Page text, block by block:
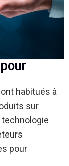
habitués à
sur
pour